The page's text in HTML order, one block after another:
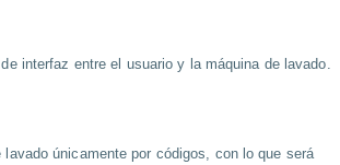
interfaz entre el usuario y la máquina de lavado.
únicamente por códigos, con lo que será